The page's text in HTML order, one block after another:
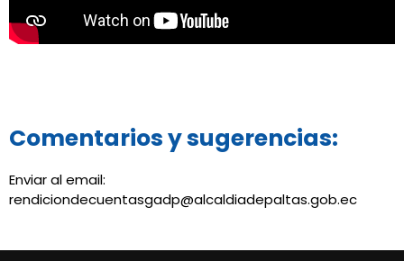
Comentarios y sugerencias:
Enviar al email:
rendiciondecuentasgadp@alcaldiadepaltas.gob.ec